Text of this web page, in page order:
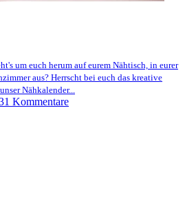
um euch herum auf eurem Nähtisch, in eurer
aus? Herrscht bei euch das kreative
Nähkalender...
Kommentare